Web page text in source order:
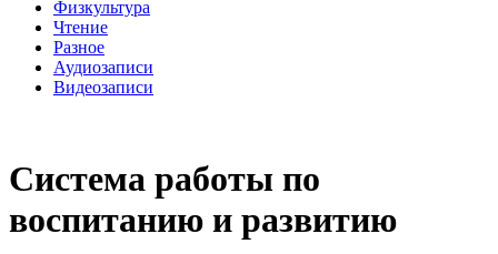
Физкультура
Чтение
Разное
Аудиозаписи
Видеозаписи
Система работы по
воспитанию и развитию